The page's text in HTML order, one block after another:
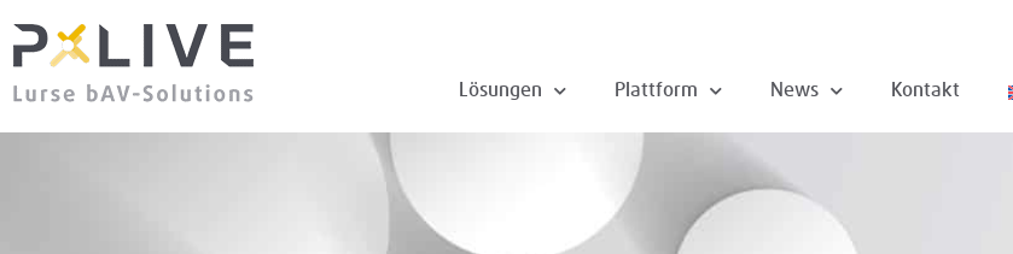
Lösungen Plattform News Kontakt